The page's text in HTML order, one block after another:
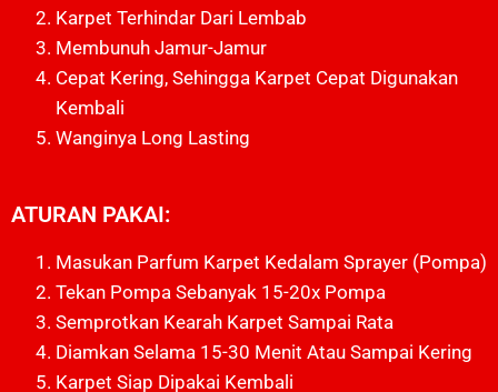
Karpet Terhindar Dari Lembab
Membunuh Jamur-Jamur
Cepat Kering, Sehingga Karpet Cepat Digunakan
Kembali
Wanginya Long Lasting
ATURAN PAKAI:
Masukan Parfum Karpet Kedalam Sprayer (pompa)
Tekan Pompa Sebanyak 15-20x Pompa
Semprotkan Kearah Karpet Sampai Rata
Diamkan Selama 15-30 Menit Atau Sampai Kering
Karpet Siap Dipakai Kembali